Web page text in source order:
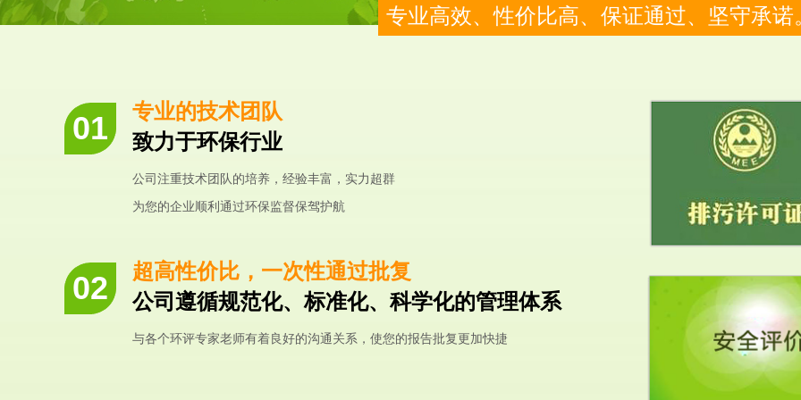
专业高效、性价比高、保证通过、坚守承诺
专业的技术团队
致力于环保行业
公司注重技术团队的培养，经验丰富，实力超群
为您的企业顺利通过环保监督保驾护航
超高性价比，一次性通过批复
公司遵循规范化、标准化、科学化的管理体系
与各个环评专家老师有着良好的沟通关系，使您的报告批复更加快捷